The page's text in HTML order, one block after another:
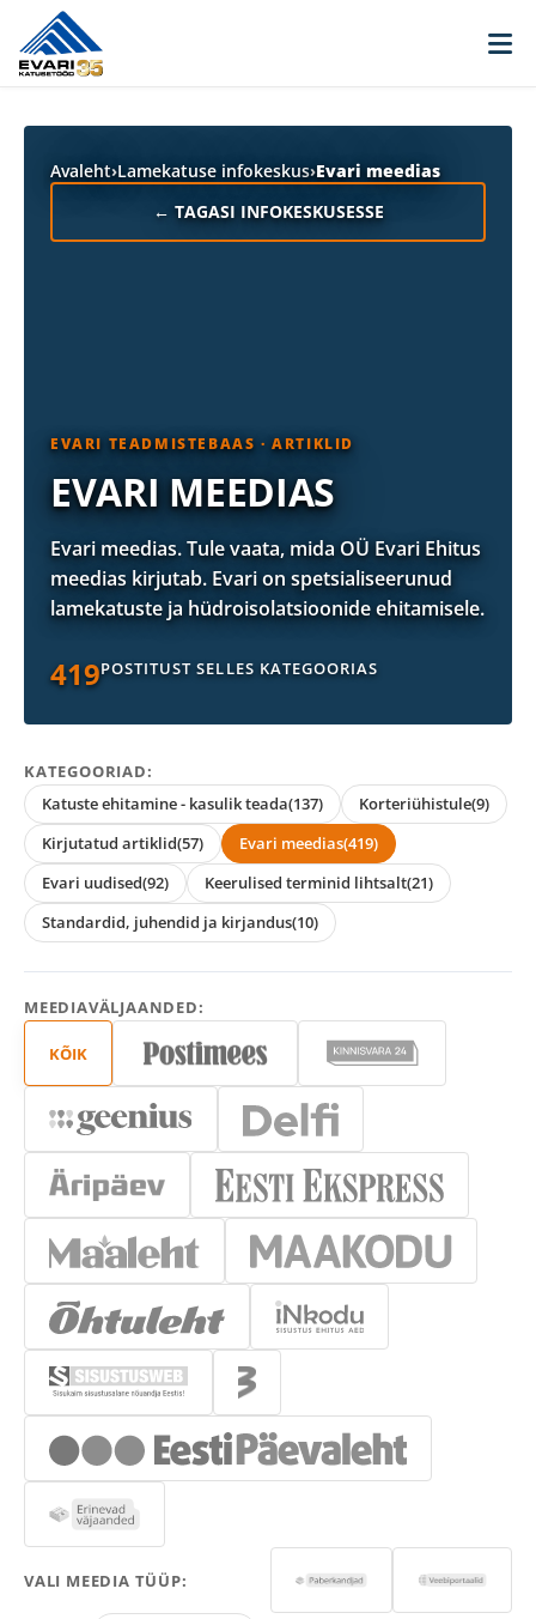
Skip to content
Avaleht›Lamekatuse infokeskus›Evari meedias
← TAGASI INFOKESKUSESSE
EVARI TEADMISTEBAAS · ARTIKLID
EVARI MEEDIAS
Evari meedias. Tule vaata, mida OÜ Evari Ehitus
meedias kirjutab. Evari on spetsialiseerunud
lamekatuste ja hüdroisolatsioonide ehitamisele.
419POSTITUST SELLES KATEGOORIAS
KATEGOORIAD:
Katuste ehitamine - kasulik teada(137) Korteriühistule(9)
Kirjutatud artiklid(57) Evari meedias(419)
Evari uudised(92) Keerulised terminid lihtsalt(21)
Standardid, juhendid ja kirjandus(10)
MEEDIAVÄLJAANDED:
KÕIK
VALI MEEDIA TÜÜP: